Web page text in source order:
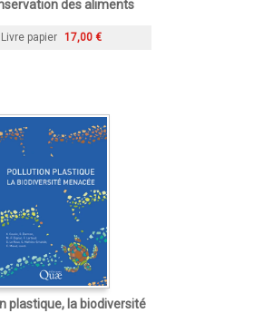
des aliments
Livre papier 17,00 €
plastique, la biodiversité